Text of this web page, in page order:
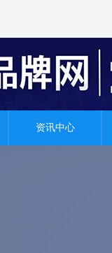
资讯中心